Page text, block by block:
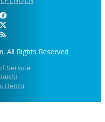
All Rights Reserved
Service
Berita